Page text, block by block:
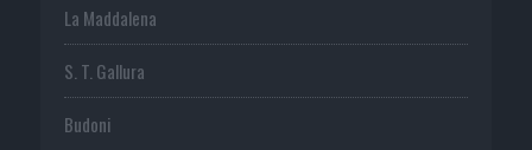
La Maddalena
S. T. Gallura
Budoni